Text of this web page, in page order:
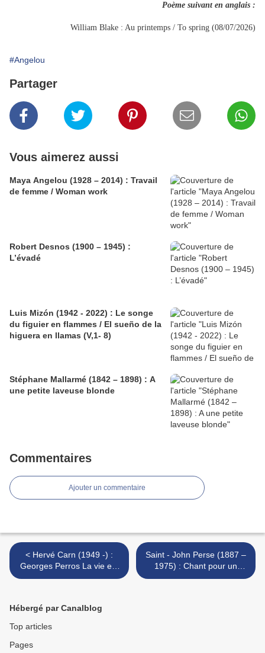
Poème suivant en anglais :
William Blake : Au printemps / To spring (08/07/2026)
#Angelou
Partager
Vous aimerez aussi
Maya Angelou (1928 – 2014) : Travail
de femme / Woman work
Robert Desnos (1900 – 1945) :
L’évadé
Luis Mizón (1942 - 2022) : Le songe
du figuier en flammes / El sueño de la
higuera en llamas (V,1- 8)
Stéphane Mallarmé (1842 – 1898) : A
une petite laveuse blonde
Commentaires
Ajouter un commentaire
< Hervé Carn (1949 -) :
Georges Perros La vie est
partout. Eloge (15-22)
Saint - John Perse (1887 –
1975) : Chant pour un
équinoxe >
Hébergé par Canalblog
Top articles
Pages